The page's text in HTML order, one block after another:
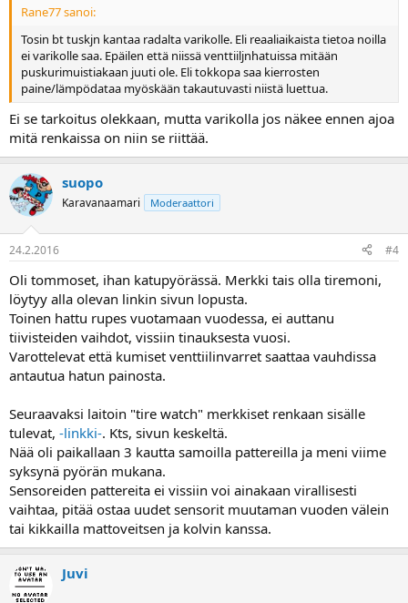
Rane77 sanoi:
Tosin bt tuskjn kantaa radalta varikolle. Eli reaaliaikaista tietoa noilla
ei varikolle saa. Epäilen että niissä venttiiljnhatuissa mitään
puskurimuistiakaan juuti ole. Eli tokkopa saa kierrosten
paine/lämpödataa myöskään takautuvasti niistä luettua.
Ei se tarkoitus olekkaan, mutta varikolla jos näkee ennen ajoa
mitä renkaissa on niin se riittää.
suopo
Karavanaamari Moderaattori
24.2.2016 #4
Oli tommoset, ihan katupyörässä. Merkki tais olla tiremoni,
löytyy alla olevan linkin sivun lopusta.
Toinen hattu rupes vuotamaan vuodessa, ei auttanu
tiivisteiden vaihdot, vissiin tinauksesta vuosi.
Varottelevat että kumiset venttiilinvarret saattaa vauhdissa
antautua hatun painosta.
Seuraavaksi laitoin "tire watch" merkkiset renkaan sisälle
tulevat, -linkki-. Kts, sivun keskeltä.
Nää oli paikallaan 3 kautta samoilla pattereilla ja meni viime
syksynä pyörän mukana.
Sensoreiden pattereita ei vissiin voi ainakaan virallisesti
vaihtaa, pitää ostaa uudet sensorit muutaman vuoden välein
tai kikkailla mattoveitsen ja kolvin kanssa.
Juvi